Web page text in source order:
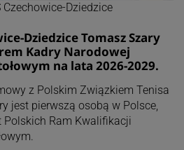
Dziedzice
Dziedzice Tomasz Szary
Kadry Narodowej
na lata 2026-2029.
z Polskim Związkiem Tenisa
jest pierwszą osobą w Polsce,
Polskich Ram Kwalifikacji